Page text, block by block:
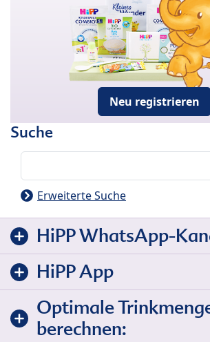
Neu registrieren
Suche
Erweiterte Suche
HiPP WhatsApp-
HiPP App
Optimale
berechnen: